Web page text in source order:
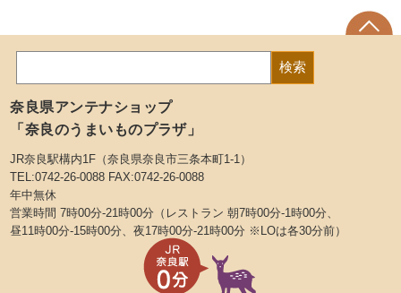
奈良県アンテナショップ
「奈良のうまいものプラザ」
JR奈良駅構内1F（奈良県奈良市三条本町1-1）
TEL:0742-26-0088 FAX:0742-26-0088
年中無休
営業時間 7時00分-21時00分（レストラン 朝7時00分-1時00分、
昼11時00分-15時00分、夜17時00分-21時00分 ※LOは各30分前）